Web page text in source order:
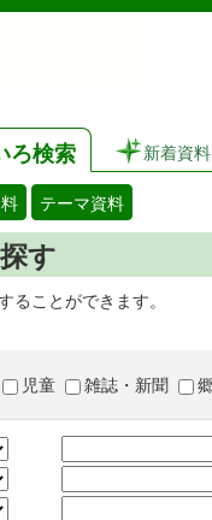
ろ検索 新着資料
テーマ資料
す
ることができます。
児童 雑誌・新聞